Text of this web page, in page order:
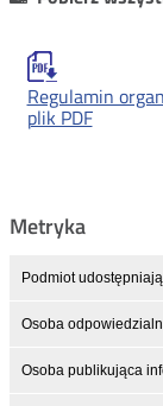
Regulamin
plik PDF
Metryka
Podmiot
Osoba
Osoba publikująca